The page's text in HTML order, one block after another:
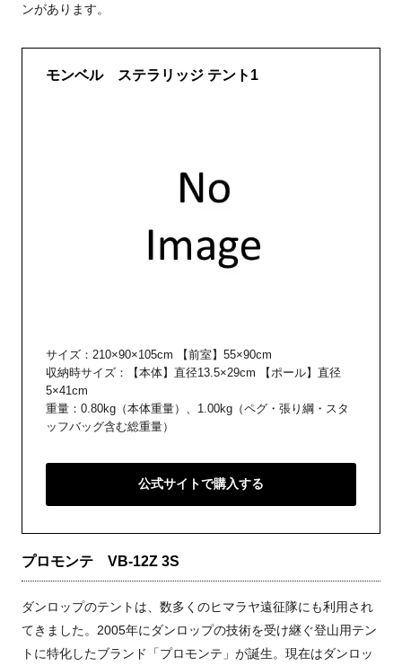
ンがあります。
モンベル ステラリッジ テント1
サイズ：210×90×105cm 【前室】55×90cm
収納時サイズ：【本体】直径13.5×29cm 【ポール】直径
5×41cm
重量：0.80kg（本体重量）、1.00kg（ペグ・張り綱・スタ
ッフバッグ含む総重量）
公式サイトで購入する
プロモンテ VB-12Z 3S
ダンロップのテントは、数多くのヒマラヤ遠征隊にも利用され
てきました。2005年にダンロップの技術を受け継ぐ登山用テン
トに特化したブランド「プロモンテ」が誕生。現在はダンロッ